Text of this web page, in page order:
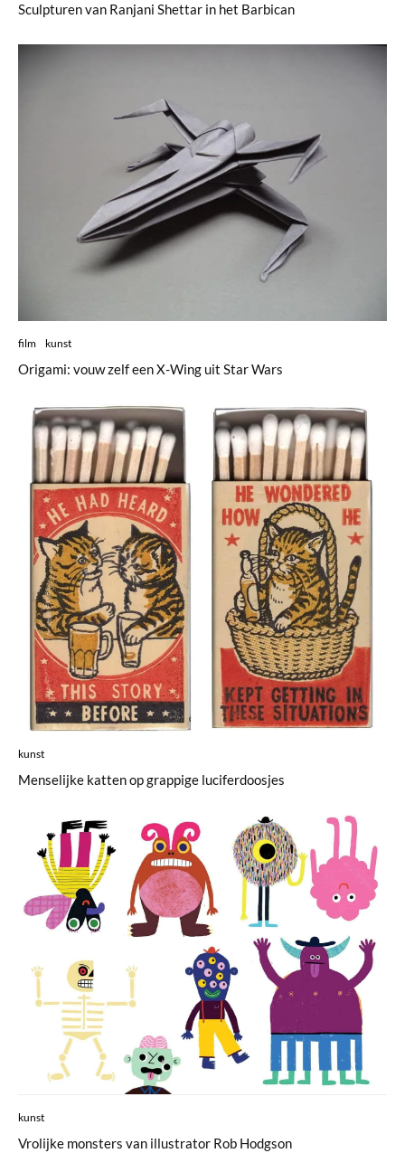
Sculpturen van Ranjani Shettar in het Barbican
film kunst
Origami: vouw zelf een X-Wing uit Star Wars
kunst
Menselijke katten op grappige luciferdoosjes
kunst
Vrolijke monsters van illustrator Rob Hodgson